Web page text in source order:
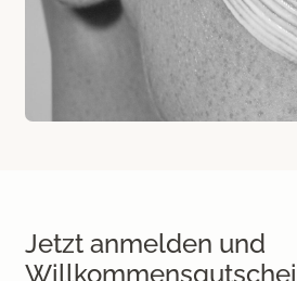
Jetzt anmelden und
Infusionstherapien
Dr. Sabine Bruckert Skincare